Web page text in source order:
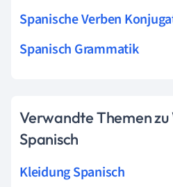
Spanische Verben
Spanisch Grammatik
Verwandte Themen
Spanisch
Kleidung Spanisch